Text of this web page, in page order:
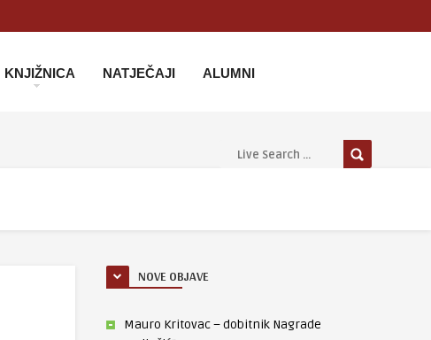
KNJIŽNICA NATJEČAJI ALUMNI
NOVE OBJAVE
Mauro Kritovac – dobitnik Nagrade